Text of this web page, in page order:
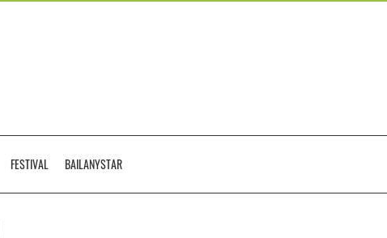
FESTIVAL BAILANYSTAR